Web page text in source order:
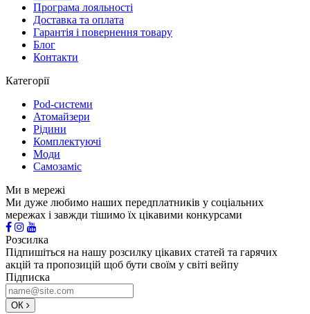
Програма лояльності
Доставка та оплата
Гарантія і повернення товару
Блог
Контакти
Категорії
Pod-системи
Атомайзери
Рідини
Комплектуючі
Моди
Самозаміс
Ми в мережі
Ми дуже любимо наших передплатників у соціальних
мережах і завжди тішимо їх цікавими конкурсами
Розсилка
Підпишіться на нашу розсилку цікавих статей та гарячих
акцій та пропозицій щоб бути своїм у світі вейпу
Підписка
ОК